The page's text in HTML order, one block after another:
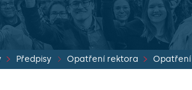
Předpisy Opatření rektora